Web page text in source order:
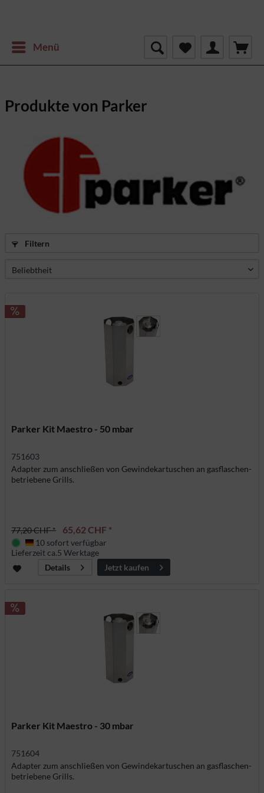
Menü
Produkte von Parker
Filtern
Parker Kit Maestro - 50 mbar
751603
Adapter zum anschließen von Gewindekartuschen an gasflaschen-
betriebene Grills.
77,20 CHF * 65,62 CHF *
Deutschland
10 sofort verfügbar
Lieferzeit ca.5 Werktage
Details
Jetzt kaufen
Parker Kit Maestro - 30 mbar
751604
Adapter zum anschließen von Gewindekartuschen an gasflaschen-
betriebene Grills.